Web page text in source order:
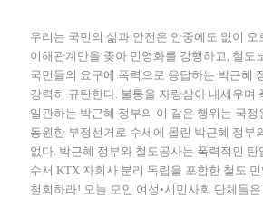
우리는 국민의 삶과 안전은 안중에도 없이 오
이해관계만을 좆아 민영화를 강행하고, 철도
국민들의 요구에 폭력으로 응답하는 박근혜
강력히 규탄한다. 불통을 자랑삼아 내세우며
일관하는 박근혜 정부의 이 같은 행위는 국정
동원한 부정선거로 수세에 몰린 박근혜 정부
없다. 박근혜 정부와 철도공사는 폭력적인
수서 KTX 자회사 분리 독립을 포함한 철도
철회하라! 오늘 모인 여성•시민사회 단체들